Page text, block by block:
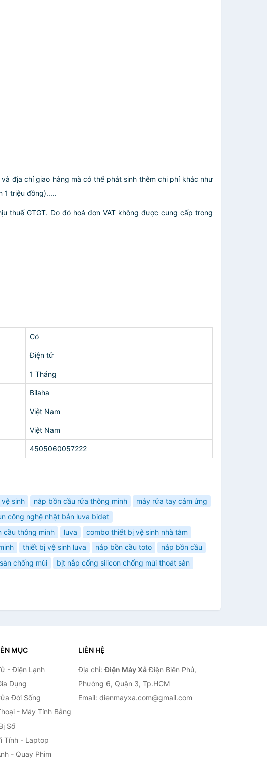
địa chỉ giao hàng mà có thể phát sinh thêm chi phí khác như
1 triệu đồng).....
thuế GTGT. Do đó hoá đơn VAT không được cung cấp trong
Có
Điện tử
1 Tháng
Bilaha
Việt Nam
Việt Nam
4505060057222
sinh nắp bồn cầu rửa thông minh
máy rửa tay cảm ứng
công nghệ nhật bản luva bidet
cầu thông minh luva
combo thiết bị vệ sinh nhà tắm
thiết bị vệ sinh luva nắp bồn cầu toto
nắp bồn cầu
chống mùi
bịt nắp cống silicon chống mùi thoát sàn
MỤC
- Điện Lạnh
Dụng
Đời Sống
- Máy Tính Bảng
Số
Tính - Laptop
- Quay Phim
LIÊN HỆ
Địa chỉ:Điện Máy XảĐiện Biên Phủ,
Phường 6, Quận 3, Tp.HCM
Email: dienmayxa.com@gmail.com